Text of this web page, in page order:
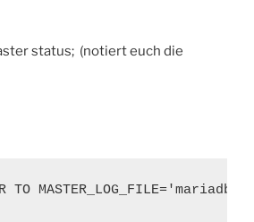
status; (notiert euch die
TO